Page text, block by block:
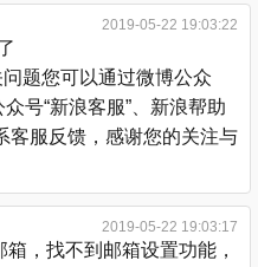
2019-05-22 19:03:22
题您可以通过微博公众
号“新浪客服”、新浪帮助
客服反馈，感谢您的关注与
2019-05-22 19:03:17
，找不到邮箱设置功能，